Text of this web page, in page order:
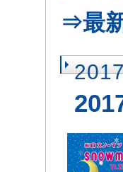
⇒最